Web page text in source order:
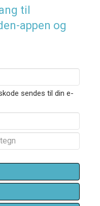
til
appen og
sendes til din e-